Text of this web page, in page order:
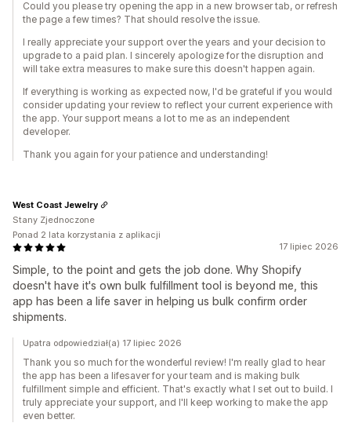
Could you please try opening the app in a new browser tab, or refresh
the page a few times? That should resolve the issue.
I really appreciate your support over the years and your decision to
upgrade to a paid plan. I sincerely apologize for the disruption and
will take extra measures to make sure this doesn't happen again.
If everything is working as expected now, I'd be grateful if you would
consider updating your review to reflect your current experience with
the app. Your support means a lot to me as an independent
developer.
Thank you again for your patience and understanding!
17 lipiec 2026
Simple, to the point and gets the job done. Why Shopify
doesn't have it's own bulk fulfillment tool is beyond me, this
app has been a life saver in helping us bulk confirm order
shipments.
West Coast Jewelry
Stany Zjednoczone
Ponad 2 lata korzystania z aplikacji
Upatra odpowiedział(a) 17 lipiec 2026
Thank you so much for the wonderful review! I'm really glad to hear
the app has been a lifesaver for your team and is making bulk
fulfillment simple and efficient. That's exactly what I set out to build. I
truly appreciate your support, and I'll keep working to make the app
even better.